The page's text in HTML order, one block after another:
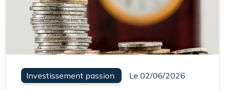
Investissement passion Le 02/06/2026